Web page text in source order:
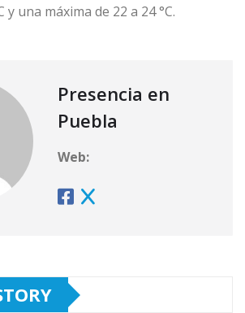
y una máxima de 22 a 24 °C.
Presencia en
Puebla
Web: